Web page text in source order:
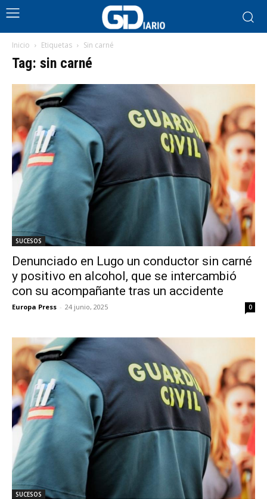
Inicio Etiquetas Sin carné
Tag: sin carné
SUCESOS
Denunciado en Lugo un conductor sin carné
y positivo en alcohol, que se intercambió
con su acompañante tras un accidente
Europa Press - 24 junio, 2025 0
SUCESOS